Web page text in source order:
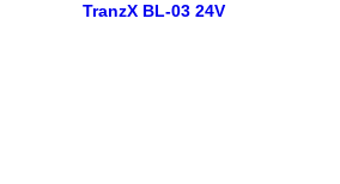
TranzX BL-03 24V